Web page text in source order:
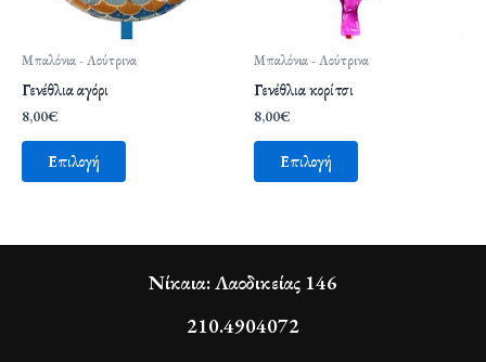
Μπαλόνια - Λούτρινα
Γενέθλια αγόρι
8,00€
Επιλογή
Μπαλόνια - Λούτρινα
Γενέθλια κορίτσι
8,00€
Επιλογή
Νίκαια: Λαοδικείας 146
210.4904072